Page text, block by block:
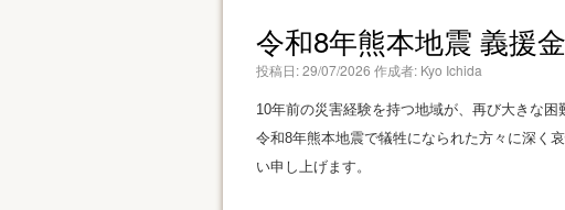
令和8年熊本地震 義援
投稿日:29/07/2026 作成者: Kyo Ichida
10年前の災害経験を持つ地域が、再び大きな困
令和8年熊本地震で犠牲になられた方々に深く
い申し上げます。